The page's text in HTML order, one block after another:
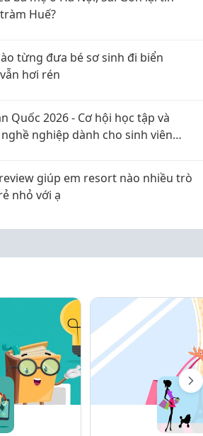
Huế?
từng đưa bé sơ sinh đi biển
hơi rén
Quốc 2026 - Cơ hội học tập và
nghiệp dành cho sinh viên
giúp em resort nào nhiều trò
nhỏ với ạ